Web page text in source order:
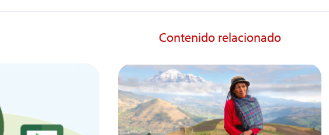
Contenido relacionado